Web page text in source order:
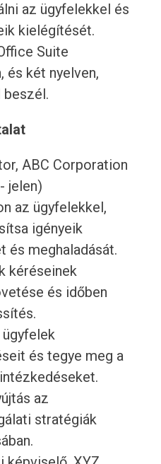
az ügyfelekkel és
kielégítését.
Suite
és két nyelven,
beszél.
ABC Corporation
jelen)
az ügyfelekkel,
igényeik
és meghaladását.
kéréseinek
és időben
és tegye meg a
az
stratégiák